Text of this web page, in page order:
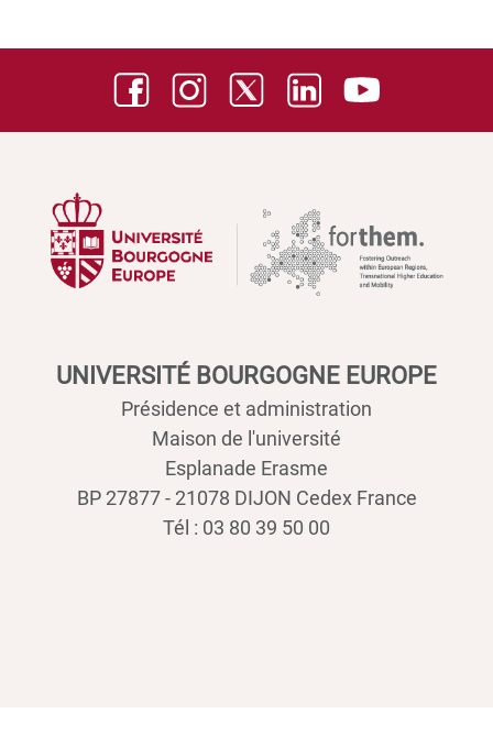
UNIVERSITÉ BOURGOGNE EUROPE
Présidence et administration
Maison de l'université
Esplanade Erasme
BP 27877 - 21078 DIJON Cedex France
Tél : 03 80 39 50 00